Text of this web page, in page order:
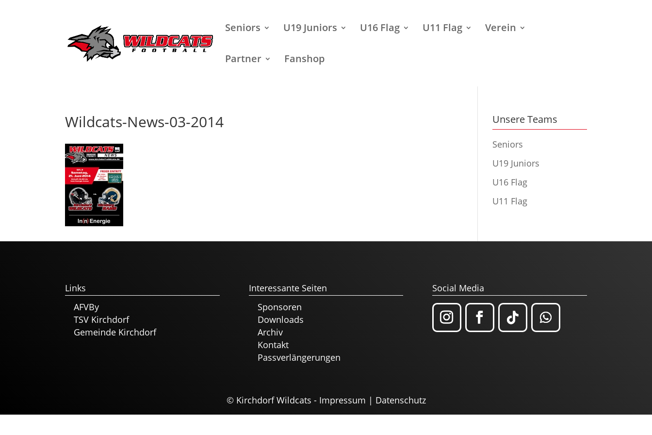
Seniors U19 Juniors U16 Flag U11 Flag Verein
Partner Fanshop
Wildcats-News-03-2014 Unsere Teams
Seniors
U19 Juniors
U16 Flag
U11 Flag
Links
AFVBy
TSV Kirchdorf
Gemeinde Kirchdorf
Interessante Seiten
Sponsoren
Downloads
Archiv
Kontakt
Passverlängerungen
Social Media
© Kirchdorf Wildcats - Impressum | Datenschutz